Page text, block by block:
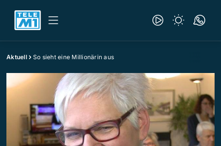
Aktuell So sieht eine Millionärin aus